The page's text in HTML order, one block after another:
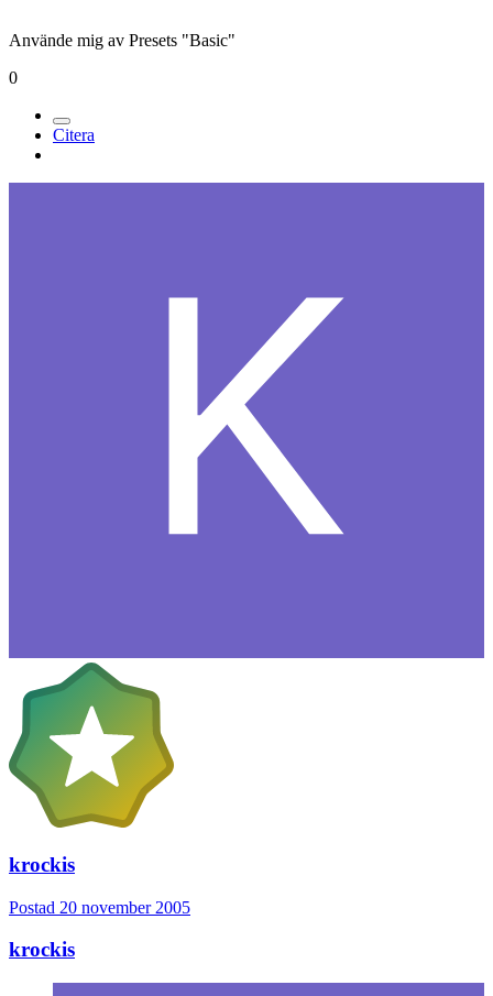
Använde mig av Presets "Basic"
0
Citera
krockis
Postad 20 november 2005
krockis